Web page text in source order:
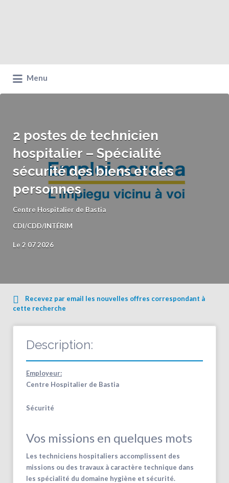
Menu
2 postes de technicien
hospitalier – Spécialité
sécurité des biens et des
personnes
Centre Hospitalier de Bastia
CDI/CDD/INTÉRIM
Le 2 07 2026
Recevez par email les nouvelles offres correspondant à
cette recherche
Description:
Employeur:
Centre Hospitalier de Bastia
Sécurité
Vos missions en quelques mots
Les techniciens hospitaliers accomplissent des
missions ou des travaux à caractère technique dans
les spécialité du domaine hygiène et sécurité.